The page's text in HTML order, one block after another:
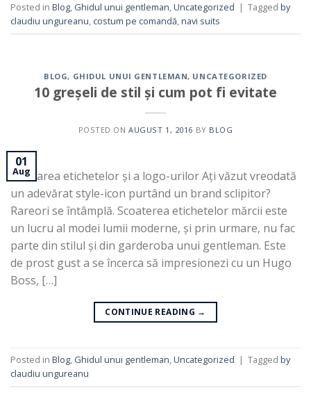
Posted in Blog, Ghidul unui gentleman,Uncategorized | Tagged by
claudiu ungureanu, costum pe comandă,navi suits
BLOG, GHIDUL UNUI GENTLEMAN, UNCATEGORIZED
10 greșeli de stil și cum pot fi evitate
POSTED ONAUGUST 1, 2016 BY BLOG
01
Aug
1. Uitarea etichetelor și a logo-urilor Ați văzut vreodată
un adevărat style-icon purtând un brand sclipitor?
Rareori se întâmplă. Scoaterea etichetelor mărcii este
un lucru al modei lumii moderne, și prin urmare, nu fac
parte din stilul și din garderoba unui gentleman. Este
de prost gust a se încerca să impresionezi cu un Hugo
Boss, […]
CONTINUE READING →
Posted in Blog, Ghidul unui gentleman,Uncategorized | Tagged by
claudiu ungureanu